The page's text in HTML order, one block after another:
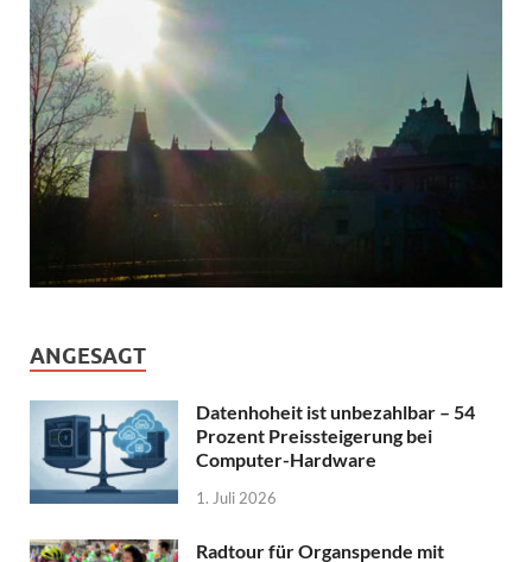
ANGESAGT
Datenhoheit ist unbezahlbar – 54
Prozent Preissteigerung bei
Computer-Hardware
1. Juli 2026
Radtour für Organspende mit